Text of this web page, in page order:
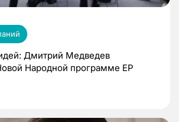
Дмитрий Медведев
Народной программе ЕР